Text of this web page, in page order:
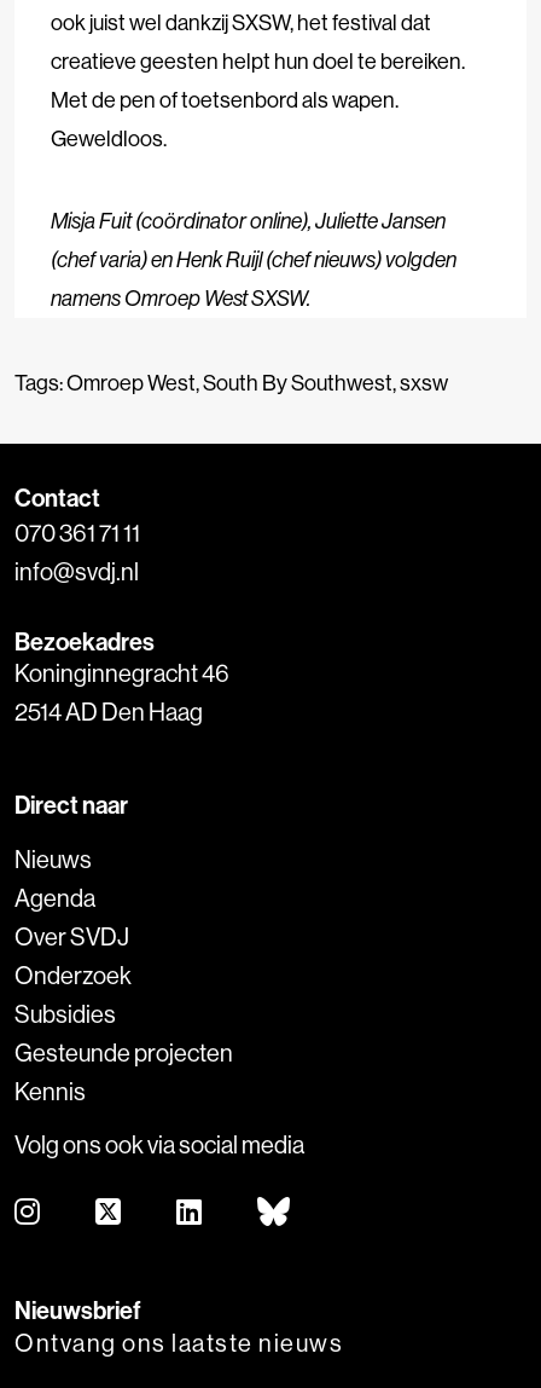
ook juist wel dankzijSXSW, het festival dat
creatieve geesten helpt hun doel te bereiken.
Met de pen of toetsenbord als wapen.
Geweldloos.
Misja Fuit (coördinator online), Juliette Jansen
(chef varia) en Henk Ruijl (chef nieuws) volgden
namens Omroep WestSXSW.
Tags:Omroep West,South By Southwest,sxsw
Contact
070 361 71 11
info@svdj.nl
Bezoekadres
Koninginnegracht 46
2514 AD Den Haag
Direct naar
Nieuws
Agenda
Over SVDJ
Onderzoek
Subsidies
Gesteunde projecten
Kennis
Volg ons ook via social media
Nieuwsbrief
Ontvang ons laatste nieuws